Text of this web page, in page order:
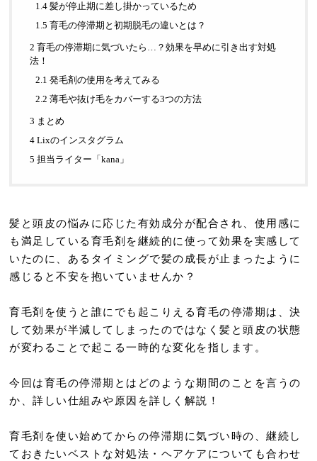
1.4 髪が停止期に差し掛かっているため
1.5 育毛の停滞期と初期脱毛の違いとは？
2 育毛の停滞期に気づいたら…？効果を早めに引き出す対処
法！
2.1 発毛剤の使用を考えてみる
2.2 薄毛や抜け毛をカバーする3つの方法
3 まとめ
4 Lixのインスタグラム
5 担当ライター「kana」
髪と頭皮の悩みに応じた有効成分が配合され、使用感に
も満足している育毛剤を継続的に使って効果を実感して
いたのに、あるタイミングで髪の成長が止まったように
感じると不安を抱いていませんか？
育毛剤を使うと誰にでも起こりえる育毛の停滞期は、決
して効果が半減してしまったのではなく髪と頭皮の状態
が変わることで起こる一時的な変化を指します。
今回は育毛の停滞期とはどのような期間のことを言うの
か、詳しい仕組みや原因を詳しく解説！
育毛剤を使い始めてからの停滞期に気づい時の、継続し
ておきたいベストな対処法・ヘアケアについても合わせ